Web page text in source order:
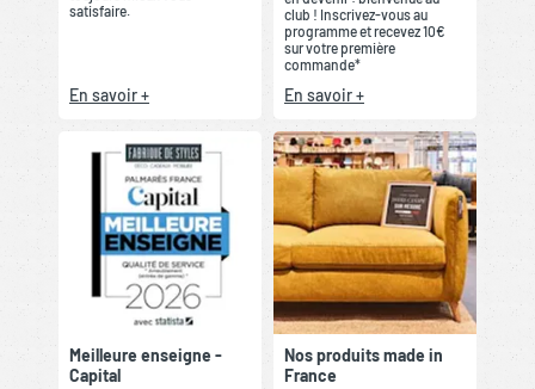
satisfaire.
En savoir +
club ! Inscrivez-vous au
programme et recevez 10€
sur votre première
commande*
En savoir +
Meilleure enseigne -
Capital
Nos produits made in
France